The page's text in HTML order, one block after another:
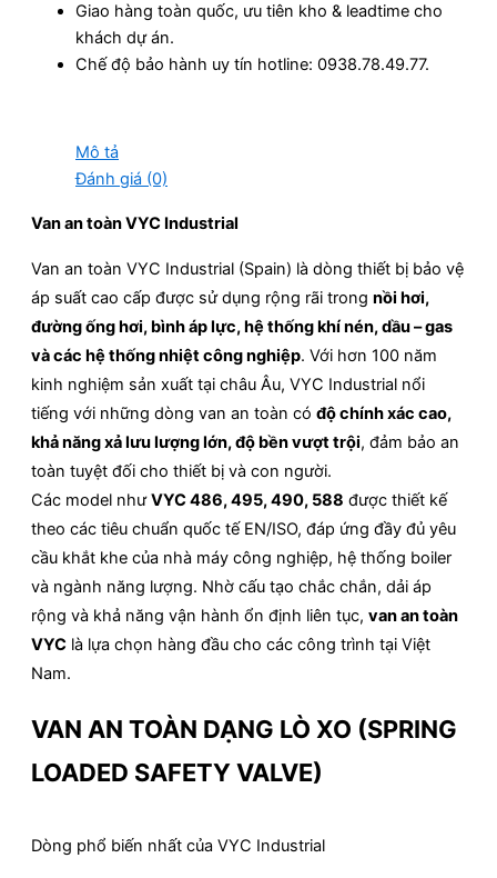
Giao hàng toàn quốc, ưu tiên kho & leadtime cho
khách dự án.
Chế độ bảo hành uy tín hotline: 0938.78.49.77.
Mô tả
Đánh giá (0)
Van an toàn VYC Industrial
Van an toàn VYC Industrial (Spain) là dòng thiết bị bảo vệ
áp suất cao cấp được sử dụng rộng rãi trong nồi hơi,
đường ống hơi, bình áp lực, hệ thống khí nén, dầu – gas
và các hệ thống nhiệt công nghiệp. Với hơn 100 năm
kinh nghiệm sản xuất tại châu Âu, VYC Industrial nổi
tiếng với những dòng van an toàn có độ chính xác cao,
khả năng xả lưu lượng lớn, độ bền vượt trội, đảm bảo an
toàn tuyệt đối cho thiết bị và con người.
Các model nhưVYC 486, 495, 490, 588 được thiết kế
theo các tiêu chuẩn quốc tế EN/ISO, đáp ứng đầy đủ yêu
cầu khắt khe của nhà máy công nghiệp, hệ thống boiler
và ngành năng lượng. Nhờ cấu tạo chắc chắn, dải áp
rộng và khả năng vận hành ổn định liên tục, van an toàn
VYC là lựa chọn hàng đầu cho các công trình tại Việt
Nam.
VAN AN TOÀN DẠNG LÒ XO (SPRING
LOADED SAFETY VALVE)
Dòng phổ biến nhất của VYC Industrial